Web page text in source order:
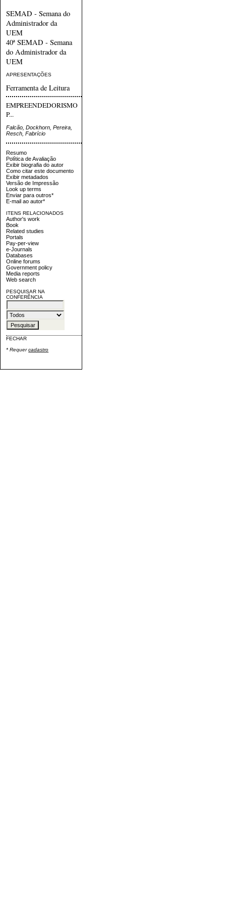
SEMAD - Semana do
Administrador da
UEM
40ª SEMAD - Semana
do Administrador da
UEM
APRESENTAÇÕES
Ferramenta de Leitura
EMPREENDEDORISMO
P...
Falcão, Dockhorn, Pereira,
Resch, Fabrício
Resumo
Política de Avaliação
Exibir biografia do autor
Como citar este documento
Exibir metadados
Versão de Impressão
Look up terms
Enviar para outros*
E-mail ao autor*
ITENS RELACIONADOS
Author's work
Book
Related studies
Portals
Pay-per-view
e-Journals
Databases
Online forums
Government policy
Media reports
Web search
PESQUISAR NA
CONFERÊNCIA
FECHAR
* Requercadastro